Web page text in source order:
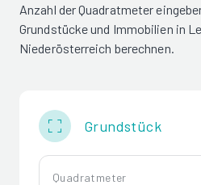
Anzahl der Quadratmeter
Grundstücke und Immobilien in
Niederösterreich berechnen.
Grundstück
Quadratmeter